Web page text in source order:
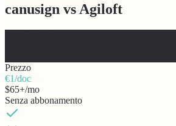
canusign vs Agiloft
Prezzo
€1/doc
$65+/mo
Senza abbonamento